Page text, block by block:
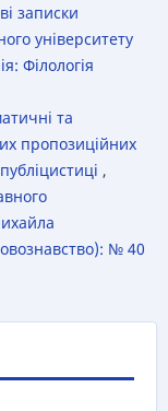
записки
університету
Філологія
та
пропозиційних
,
№ 40